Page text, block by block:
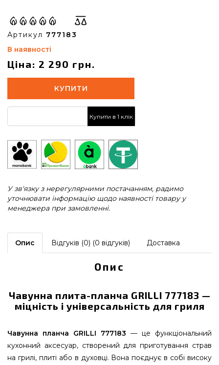
Артикул 777183
В наявності
Ціна: 2 290 грн.
КУПИТИ
Купити в 1 клік
У зв'язку з нерегулярними постачанням, радимо
уточнювати інформацію щодо наявності товару у
менеджера при замовленні.
Опис Відгуків (0) (0 відгуків) Доставка
Опис
Чавунна плита-планча GRILLI 777183 —
міцність і універсальність для гриля
Чавунна планча GRILLI 777183 — це функціональний
кухонний аксесуар, створений для приготування страв
на грилі, плиті або в духовці. Вона поєднує в собі високу